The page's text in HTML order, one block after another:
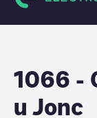
1066 -
u Jonc